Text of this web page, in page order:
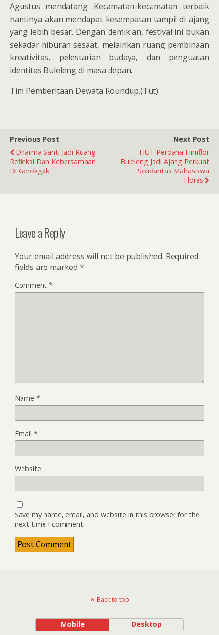
Agustus mendatang. Kecamatan-kecamatan terbaik
nantinya akan mendapat kesempatan tampil di ajang
yang lebih besar. Dengan demikian, festival ini bukan
sekadar hiburan sesaat, melainkan ruang pembinaan
kreativitas, pelestarian budaya, dan penguatan
identitas Buleleng di masa depan.
Tim Pemberitaan Dewata Roundup.(Tut)
Previous Post
Dharma Santi Jadi Ruang
Refleksi Dan Kebersamaan
Di Gerokgak
Next Post
HUT Perdana Himflor
Buleleng Jadi Ajang Perkuat
Solidaritas Mahasiswa
Flores
Leave a Reply
Your email address will not be published. Required
fields are marked *
Comment *
Name *
Email *
Website
Save my name, email, and website in this browser for the
next time I comment.
Back to top
Mobile Desktop